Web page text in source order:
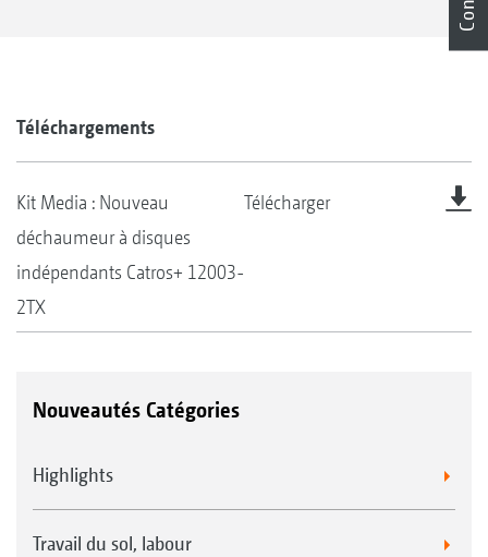
Téléchargements
Kit Media : Nouveau
déchaumeur à disques
indépendants Catros+ 12003-
2TX
Télécharger
Nouveautés Catégories
Highlights
Travail du sol, labour